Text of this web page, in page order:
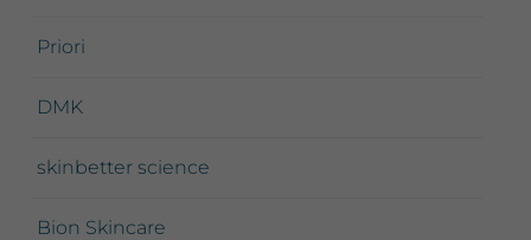
Priori
DMK
skinbetter science
Bion Skincare